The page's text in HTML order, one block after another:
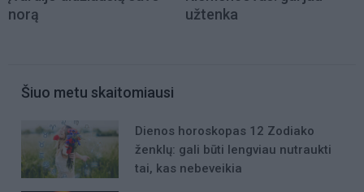
norą
užtenka
Šiuo metu skaitomiausi
Dienos horoskopas 12 Zodiako
ženklų: gali būti lengviau nutraukti
tai, kas nebeveikia